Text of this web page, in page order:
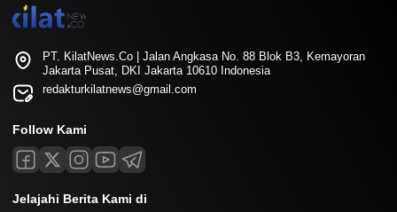
PT. KilatNews.Co | Jalan Angkasa No. 88 Blok B3, Kemayoran
Jakarta Pusat, DKI Jakarta 10610 Indonesia
redakturkilatnews@gmail.com
Follow Kami
Jelajahi Berita Kami di